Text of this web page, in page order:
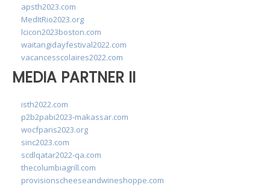
apsth2023.com
MedItRio2023.org
lcicon2023boston.com
waitangidayfestival2022.com
vacancesscolaires2022.com
MEDIA PARTNER II
isth2022.com
p2b2pabi2023-makassar.com
wocfparis2023.org
sinc2023.com
scdlqatar2022-qa.com
thecolumbiagrill.com
provisionscheeseandwineshoppe.com